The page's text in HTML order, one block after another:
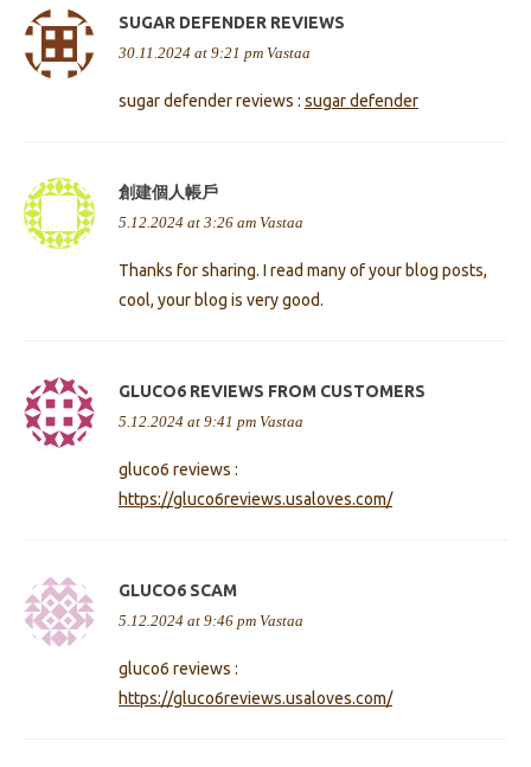
SUGAR DEFENDER REVIEWS
30.11.2024 at 9:21 pm Vastaa
sugar defender reviews : sugar defender
創建個人帳戶
5.12.2024 at 3:26 am Vastaa
Thanks for sharing. I read many of your blog posts,
cool, your blog is very good.
GLUCO6 REVIEWS FROM CUSTOMERS
5.12.2024 at 9:41 pm Vastaa
gluco6 reviews :
https://gluco6reviews.usaloves.com/
GLUCO6 SCAM
5.12.2024 at 9:46 pm Vastaa
gluco6 reviews :
https://gluco6reviews.usaloves.com/